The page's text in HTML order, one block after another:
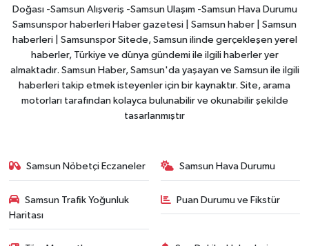
Doğası -Samsun Alışveriş -Samsun Ulaşım -Samsun Hava Durumu
Samsunspor haberleri Haber gazetesi | Samsun haber | Samsun
haberleri | Samsunspor Sitede, Samsun ilinde gerçekleşen yerel
haberler, Türkiye ve dünya gündemi ile ilgili haberler yer
almaktadır. Samsun Haber, Samsun'da yaşayan ve Samsun ile ilgili
haberleri takip etmek isteyenler için bir kaynaktır. Site, arama
motorları tarafından kolayca bulunabilir ve okunabilir şekilde
tasarlanmıştır
Samsun Nöbetçi Eczaneler Samsun Hava Durumu
Samsun Trafik Yoğunluk
Haritası
Puan Durumu ve Fikstür